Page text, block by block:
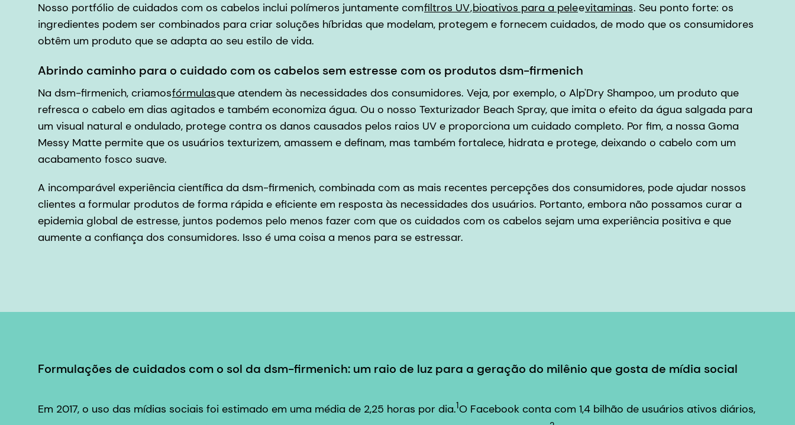
Nosso portfólio de cuidados com os cabelos inclui polímeros juntamente comfiltros UV,bioativos para a peleevitaminas. Seu ponto forte: os
ingredientes podem ser combinados para criar soluções híbridas que modelam, protegem e fornecem cuidados, de modo que os consumidores
obtêm um produto que se adapta ao seu estilo de vida.
Abrindo caminho para o cuidado com os cabelos sem estresse com os produtos dsm-firmenich
Na dsm-firmenich, criamosfórmulasque atendem às necessidades dos consumidores. Veja, por exemplo, o Alp'Dry Shampoo, um produto que
refresca o cabelo em dias agitados e também economiza água. Ou o nosso Texturizador Beach Spray, que imita o efeito da água salgada para
um visual natural e ondulado, protege contra os danos causados pelos raios UV e proporciona um cuidado completo. Por fim, a nossa Goma
Messy Matte permite que os usuários texturizem, amassem e definam, mas também fortalece, hidrata e protege, deixando o cabelo com um
acabamento fosco suave.
A incomparável experiência científica da dsm-firmenich, combinada com as mais recentes percepções dos consumidores, pode ajudar nossos
clientes a formular produtos de forma rápida e eficiente em resposta às necessidades dos usuários. Portanto, embora não possamos curar a
epidemia global de estresse, juntos podemos pelo menos fazer com que os cuidados com os cabelos sejam uma experiência positiva e que
aumente a confiança dos consumidores. Isso é uma coisa a menos para se estressar.
Formulações de cuidados com o sol da dsm-firmenich: um raio de luz para a geração do milênio que gosta de mídia social
Em 2017, o uso das mídias sociais foi estimado em uma média de 2,25 horas por dia.1O Facebook conta com 1,4 bilhão de usuários ativos diários,